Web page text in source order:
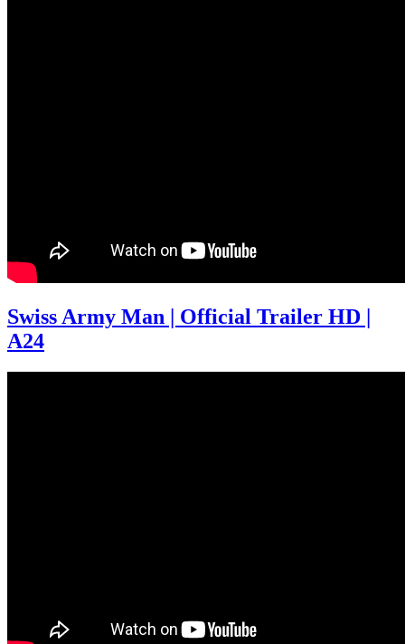
Swiss Army Man | Official Trailer HD |
A24